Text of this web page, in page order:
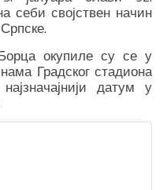
себи својствен начин
окупиле су се у
Градског стадиона
датум у